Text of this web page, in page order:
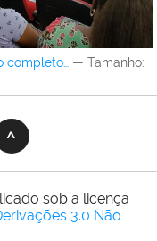
completo… — Tamanho:
sob a licença
3.0 Não